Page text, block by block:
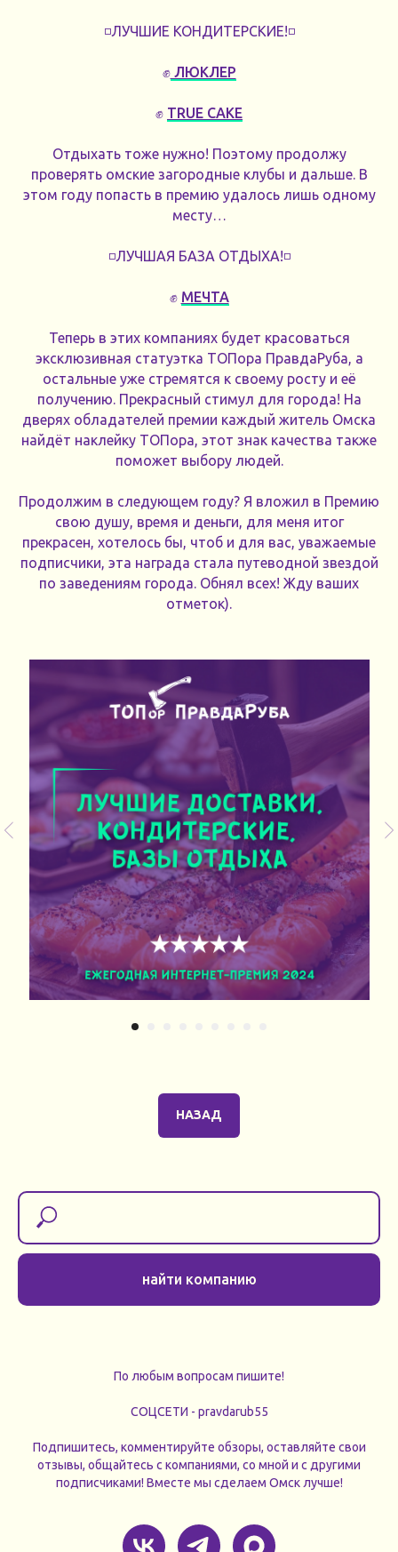
◽️ЛУЧШИЕ КОНДИТЕРСКИЕ!◽️
✊ЛЮКЛЕР
✊ TRUE CAKE
Отдыхать тоже нужно! Поэтому продолжу
проверять омские загородные клубы и дальше. В
этом году попасть в премию удалось лишь одному
месту…
◽️ЛУЧШАЯ БАЗА ОТДЫХА!◽️
✊ МЕЧТА
Теперь в этих компаниях будет красоваться
эксклюзивная статуэтка ТОПора ПравдаРуба, а
остальные уже стремятся к своему росту и её
получению. Прекрасный стимул для города! На
дверях обладателей премии каждый житель Омска
найдёт наклейку ТОПора, этот знак качества также
поможет выбору людей.
Продолжим в следующем году? Я вложил в Премию
свою душу, время и деньги, для меня итог
прекрасен, хотелось бы, чтоб и для вас, уважаемые
подписчики, эта награда стала путеводной звездой
по заведениям города. Обнял всех! Жду ваших
отметок).
НАЗАД
найти компанию
По любым вопросам пишите!
СОЦСЕТИ - pravdarub55
Подпишитесь, комментируйте обзоры, оставляйте свои
отзывы, общайтесь с компаниями, со мной и с другими
подписчиками! Вместе мы сделаем Омск лучше!